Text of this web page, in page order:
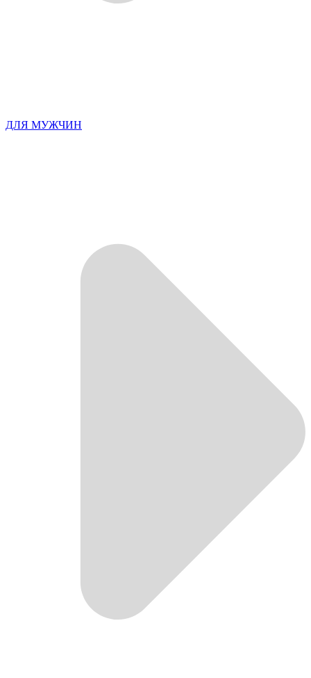
ДЛЯ МУЖЧИН